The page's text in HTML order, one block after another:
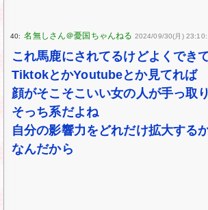
40: 2024/09/30(月)
これ馬鹿にされてるけどよくでき
TiktokとかYoutubeとか見てれば
顔がそこそこいい女の人が手っ取
そっち系だよね
自分の影響力をどれだけ拡大する
なんだから